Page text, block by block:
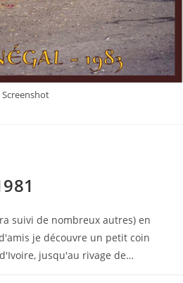
Screenshot
suivi de nombreux autres) en
je découvre un petit coin
jusqu'au rivage de…